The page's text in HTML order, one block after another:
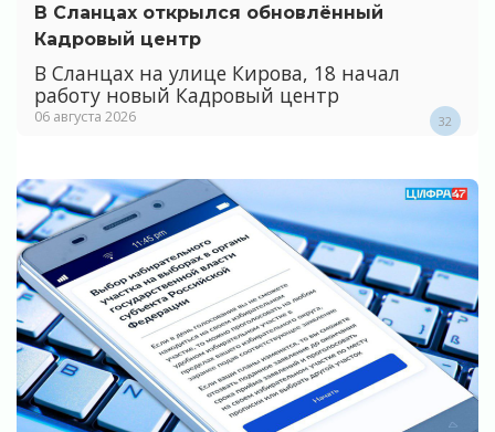
В Сланцах открылся обновлённый
Кадровый центр
В Сланцах на улице Кирова, 18 начал
работу новый Кадровый центр
06 августа 2026 32